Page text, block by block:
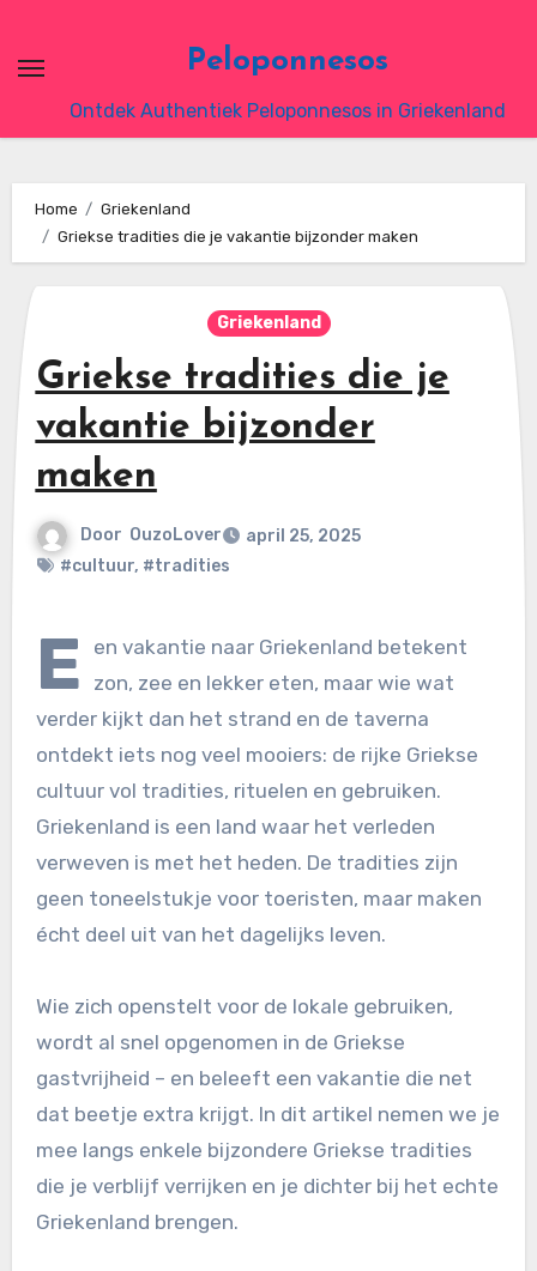
de
Peloponnesos
Ontdek Authentiek Peloponnesos in Griekenland
Home
Griekenland
Griekse tradities die je vakantie bijzonder maken
Griekenland
Griekse tradities die je
vakantie bijzonder
maken
Door OuzoLover
april 25, 2025
#cultuur, #tradities
E
en vakantie naar Griekenland betekent
zon, zee en lekker eten, maar wie wat
verder kijkt dan het strand en de taverna
ontdekt iets nog veel mooiers: de rijke Griekse
cultuur vol tradities, rituelen en gebruiken.
Griekenland is een land waar het verleden
verweven is met het heden. De tradities zijn
geen toneelstukje voor toeristen, maar maken
écht deel uit van het dagelijks leven.
Wie zich openstelt voor de lokale gebruiken,
wordt al snel opgenomen in de Griekse
gastvrijheid – en beleeft een vakantie die net
dat beetje extra krijgt. In dit artikel nemen we je
mee langs enkele bijzondere Griekse tradities
die je verblijf verrijken en je dichter bij het echte
Griekenland brengen.